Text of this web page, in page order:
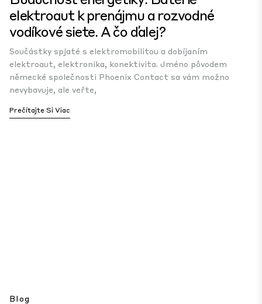
elektroaut k prenájmu a rozvodné
vodíkové siete. A čo ďalej?
Součástky spjaté s elektromobilitou a dobíjaním
elektroaut, elektronika, konektivita. Jméno pôvodem
německé společnosti Phoenix Contact sa vám možno
nevybavuje, ale veřte,
Prečítajte Si Viac
Blog